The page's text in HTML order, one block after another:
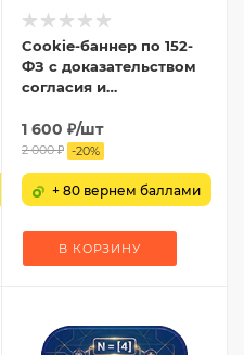
Cookie-баннер по 152-
ФЗ с доказательством
согласия и
1 600 ₽/шт
2 000₽ -20%
+ 80 вернем баллами
В КОРЗИНУ